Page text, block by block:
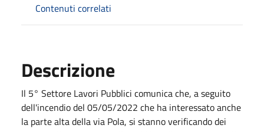
Contenuti correlati
Descrizione
Il 5° Settore Lavori Pubblici comunica che, a seguito
dell'incendio del 05/05/2022 che ha interessato anche
la parte alta della via Pola, si stanno verificando dei